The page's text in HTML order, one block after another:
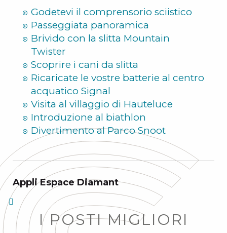
Godetevi il comprensorio sciistico
Passeggiata panoramica
Brivido con la slitta Mountain
Twister
Scoprire i cani da slitta
Ricaricate le vostre batterie al centro
acquatico Signal
Visita al villaggio di Hauteluce
Introduzione al biathlon
Divertimento al Parco Snoot
Appli Espace Diamant
I POSTI MIGLIORI